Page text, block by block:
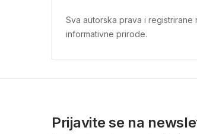
Sva autorska prava i
informativne prirode.
Prijavite se na